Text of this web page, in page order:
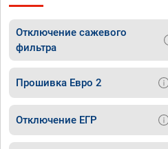
Отключение сажевого
фильтра
Прошивка Евро 2
Отключение ЕГР